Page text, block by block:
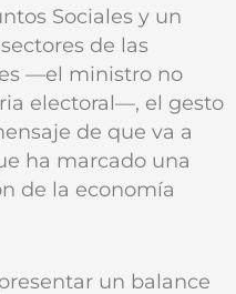
Sociales y un
de las
—el ministro no
electoral—, el gesto
de que va a
ha marcado una
de la economía
un balance